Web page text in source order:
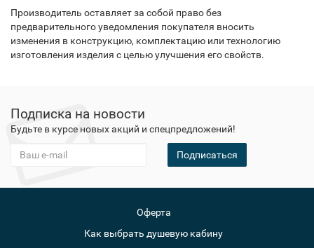
Производитель оставляет за собой право без
предварительного уведомления покупателя вносить
изменения в конструкцию, комплектацию или технологию
изготовления изделия с целью улучшения его свойств.
Подписка на новости
Будьте в курсе новых акций и спецпредложений!
Подписаться
Оферта
Как выбрать душевую кабину